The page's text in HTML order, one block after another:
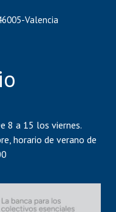
Valencia
8 a 15 los viernes.
horario de verano de